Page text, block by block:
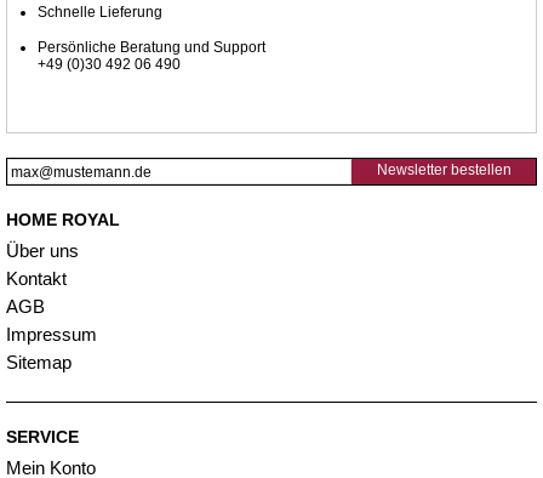
Schnelle Lieferung
Persönliche Beratung und Support
+49 (0)30 492 06 490
Newsletter bestellen
HOME ROYAL
Über uns
Kontakt
AGB
Impressum
Sitemap
SERVICE
Mein Konto